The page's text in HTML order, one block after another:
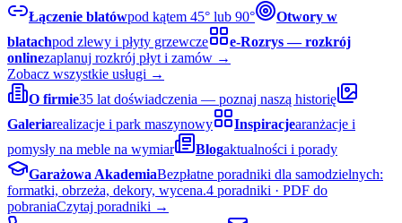
Łączenie blatówpod kątem 45° lub 90°
Otwory w
blatachpod zlewy i płyty grzewcze
e-Rozrys — rozkrój
onlinezaplanuj rozkrój płyt i zamów →
Zobacz wszystkie usługi →
O firmie35 lat doświadczenia — poznaj naszą historię
Galeriarealizacje i park maszynowy Inspiracjearanżacje i
pomysły na meble na wymiar
Blogaktualności i porady
Garażowa AkademiaBezpłatne poradniki dla samodzielnych:
formatki, obrzeża, dekory, wycena.4 poradniki · PDF do
pobraniaCzytaj poradniki →